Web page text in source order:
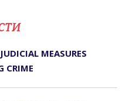
MEASURES
CRIME